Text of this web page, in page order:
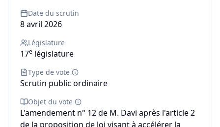
Date du scrutin
8 avril 2026
Législature
17e législature
Type de vote
Scrutin public ordinaire
Objet du vote
L'amendement n° 12 de M. Davi après l'article 2
de la proposition de loi visant à accélérer la